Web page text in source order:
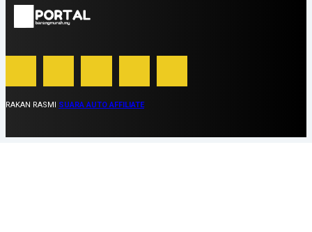
RAKAN RASMI SUARA AUTO AFFILIATE